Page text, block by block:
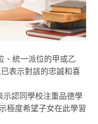
、統一派位的甲或乙
表示對該的忠誠和喜
示認同學校注重品德學
極度希望子女在此學習